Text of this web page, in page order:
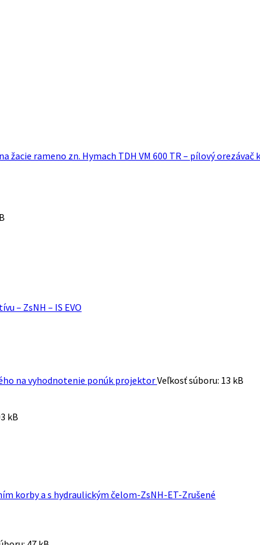
žacie rameno zn. Hymach TDH VM 600 TR – pílový orezávač
– ZsNH – IS EVO
na vyhodnotenie ponúk projektorVeľkosť súboru: 13 kB
kB
korby a s hydraulickým čelom-ZsNH-ET-Zrušené